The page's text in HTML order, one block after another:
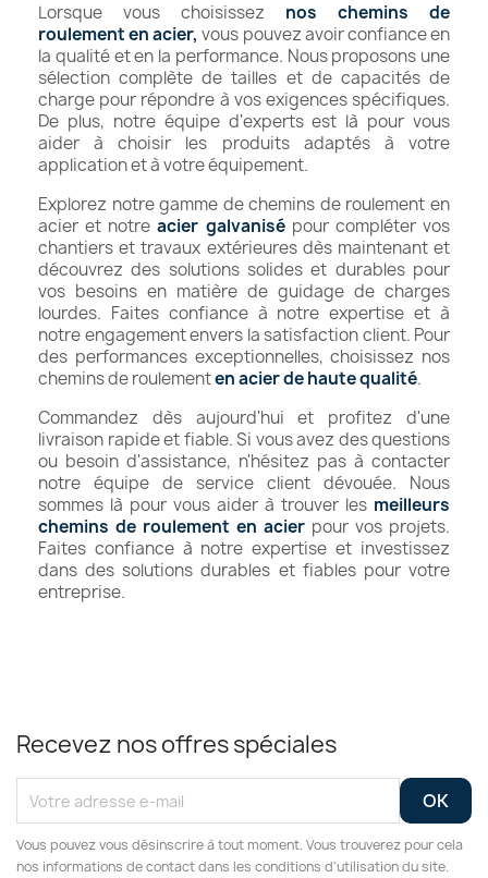
Lorsque vous choisissez nos chemins de
roulement en acier, vous pouvez avoir confiance en
la qualité et en la performance. Nous proposons une
sélection complète de tailles et de capacités de
charge pour répondre à vos exigences spécifiques.
De plus, notre équipe d'experts est là pour vous
aider à choisir les produits adaptés à votre
application et à votre équipement.
Explorez notre gamme de chemins de roulement en
acier et notreacier galvanisépour compléter vos
chantiers et travaux extérieures dès maintenant et
découvrez des solutions solides et durables pour
vos besoins en matière de guidage de charges
lourdes. Faites confiance à notre expertise et à
notre engagement envers la satisfaction client. Pour
des performances exceptionnelles, choisissez nos
chemins de roulementen acier de haute qualité.
Commandez dès aujourd'hui et profitez d'une
livraison rapide et fiable. Si vous avez des questions
ou besoin d'assistance, n'hésitez pas à contacter
notre équipe de service client dévouée. Nous
sommes là pour vous aider à trouver les meilleurs
chemins de roulement en acier pour vos projets.
Faites confiance à notre expertise et investissez
dans des solutions durables et fiables pour votre
entreprise.
Recevez nos offres spéciales
Vous pouvez vous désinscrire à tout moment. Vous trouverez pour cela
nos informations de contact dans les conditions d'utilisation du site.